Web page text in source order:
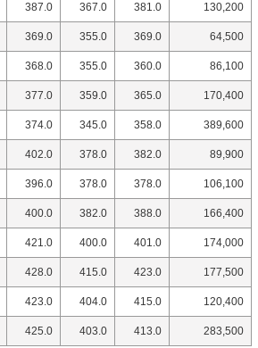
387.0 367.0 381.0 130,200
369.0 355.0 369.0 64,500
368.0 355.0 360.0 86,100
377.0 359.0 365.0 170,400
374.0 345.0 358.0 389,600
402.0 378.0 382.0 89,900
396.0 378.0 378.0 106,100
400.0 382.0 388.0 166,400
421.0 400.0 401.0 174,000
428.0 415.0 423.0 177,500
423.0 404.0 415.0 120,400
425.0 403.0 413.0 283,500